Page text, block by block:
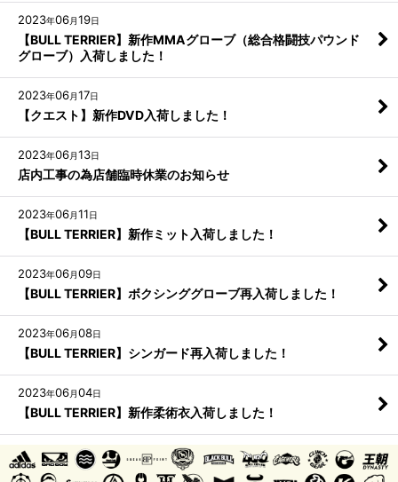
2023年06月19日
【BULL TERRIER】新作MMAグローブ（総合格闘技パウンド
グローブ）入荷しました！
2023年06月17日
【クエスト】新作DVD入荷しました！
2023年06月13日
店内工事の為店舗臨時休業のお知らせ
2023年06月11日
【BULL TERRIER】新作ミット入荷しました！
2023年06月09日
【BULL TERRIER】ボクシンググローブ再入荷しました！
2023年06月08日
【BULL TERRIER】シンガード再入荷しました！
2023年06月04日
【BULL TERRIER】新作柔術衣入荷しました！